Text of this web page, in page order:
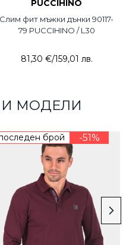
PUCCIHINO
Слим фит мъжки дънки 90117-
79 PUCCIHINO / L30
81,30 €/159,01 лв.
МОДЕЛИ
брой -51%